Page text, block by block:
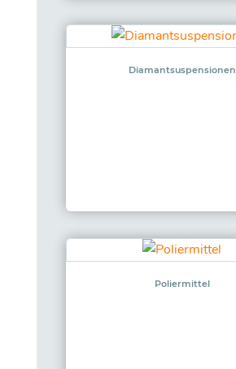
Diamantsuspensionen
Poliermittel